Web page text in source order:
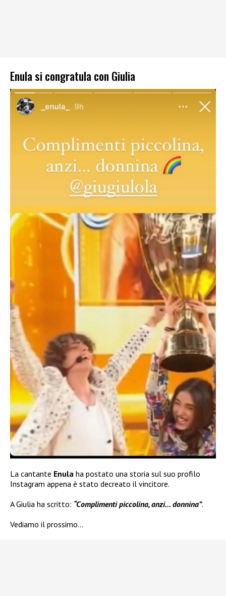
Enula si congratula con Giulia
La cantante Enula ha postato una storia sul suo profilo
Instagram appena è stato decreato il vincitore.
A Giulia ha scritto: “Complimenti piccolina, anzi… donnina”.
Vediamo il prossimo…